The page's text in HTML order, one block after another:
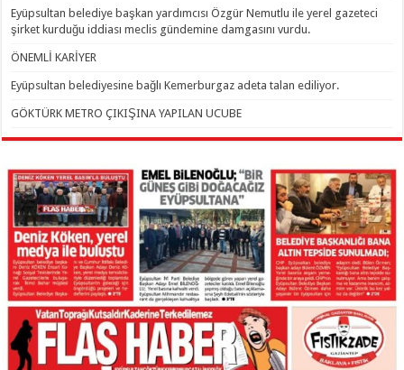
Eyüpsultan belediye başkan yardımcısı Özgür Nemutlu ile yerel gazeteci
şirket kurduğu iddiası meclis gündemine damgasını vurdu.
ÖNEMLİ KARİYER
Eyüpsultan belediyesine bağlı Kemerburgaz adeta talan ediliyor.
GÖKTÜRK METRO ÇIKIŞINA YAPILAN UCUBE